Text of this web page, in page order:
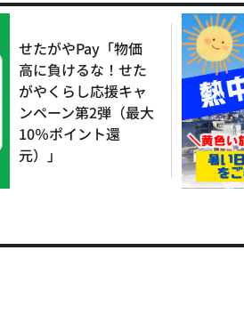
せたがやPay「物価
高に負けるな！せた
がやくらし応援キャ
ンペーン第2弾（最大
10％ポイント還
元）」